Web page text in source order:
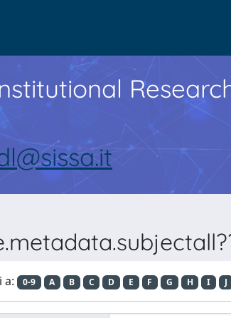
a: 0-9 A B C D E F G H I J